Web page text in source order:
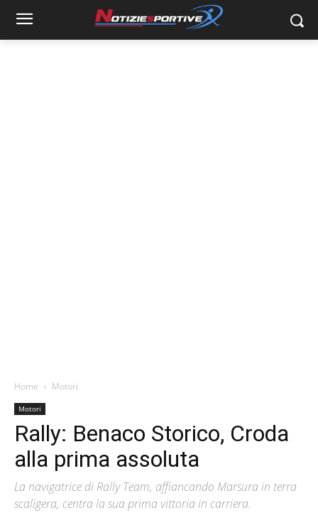
Home Motori
Motori
Rally: Benaco Storico, Croda
alla prima assoluta
La navigatrice di Rally Team, affiancando Marsura in terra
scaligera, centra la sua prima vittoria in carriera.